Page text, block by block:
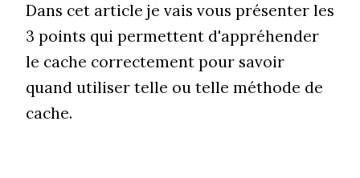
Dans cet article je vais vous présenter les
3 points qui permettent d'appréhender
le cache correctement pour savoir
quand utiliser telle ou telle méthode de
cache.